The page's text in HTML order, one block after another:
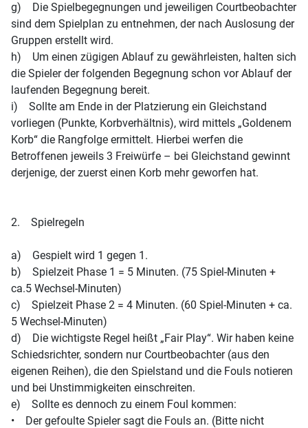
g) Die Spielbegegnungen und jeweiligen Courtbeobachter
sind dem Spielplan zu entnehmen, der nach Auslosung der
Gruppen erstellt wird.
h) Um einen zügigen Ablauf zu gewährleisten, halten sich
die Spieler der folgenden Begegnung schon vor Ablauf der
laufenden Begegnung bereit.
i) Sollte am Ende in der Platzierung ein Gleichstand
vorliegen (Punkte, Korbverhältnis), wird mittels „Goldenem
Korb“ die Rangfolge ermittelt. Hierbei werfen die
Betroffenen jeweils 3 Freiwürfe – bei Gleichstand gewinnt
derjenige, der zuerst einen Korb mehr geworfen hat.
2. Spielregeln
a) Gespielt wird 1 gegen 1.
b) Spielzeit Phase 1 = 5 Minuten. (75 Spiel-Minuten +
ca.5 Wechsel-Minuten)
c) Spielzeit Phase 2 = 4 Minuten. (60 Spiel-Minuten + ca.
5 Wechsel-Minuten)
d) Die wichtigste Regel heißt „Fair Play“. Wir haben keine
Schiedsrichter, sondern nur Courtbeobachter (aus den
eigenen Reihen), die den Spielstand und die Fouls notieren
und bei Unstimmigkeiten einschreiten.
e) Sollte es dennoch zu einem Foul kommen:
• Der gefoulte Spieler sagt die Fouls an. (Bitte nicht